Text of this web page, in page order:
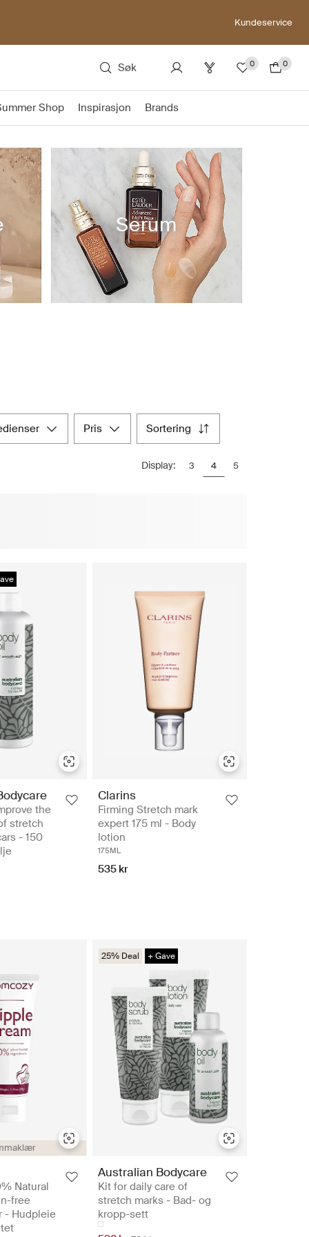
Kundeservice
Søk 0 0
Shop Inspirasjon Brands
Serum
pris sortering
Display: 3 4 5
the
stretch
- 150
Clarins
Firming Stretch mark
expert 175 ml - Body
lotion
175ML
535 kr
Natural
free
- Hudpleie
25% Deal + Gave
Australian Bodycare
Kit for daily care of
stretch marks - Bad- og
kropp-sett